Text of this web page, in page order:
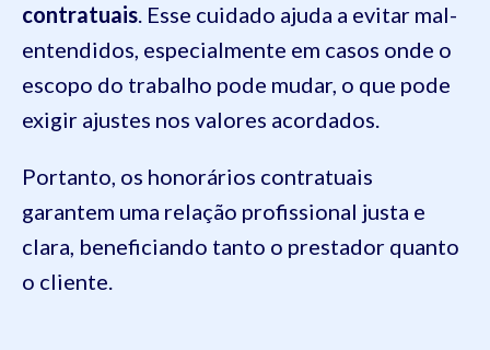
contratuais. Esse cuidado ajuda a evitar mal-
entendidos, especialmente em casos onde o
escopo do trabalho pode mudar, o que pode
exigir ajustes nos valores acordados.
Portanto, os honorários contratuais
garantem uma relação profissional justa e
clara, beneficiando tanto o prestador quanto
o cliente.